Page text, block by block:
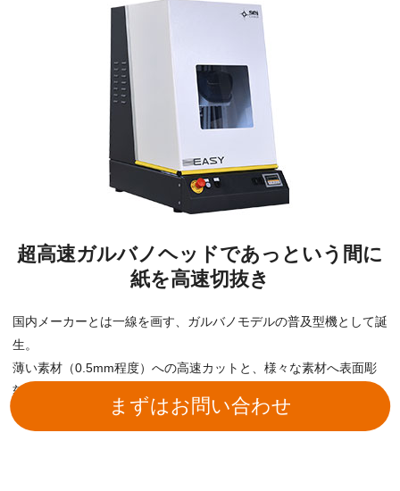
まずはお問い合わせ
超高速ガルバノヘッドであっという間に
紙を高速切抜き
国内メーカーとは一線を画す、ガルバノモデルの普及型機として誕
生。
薄い素材（0.5mm程度）への高速カットと、様々な素材へ表面彫
刻が可能です。